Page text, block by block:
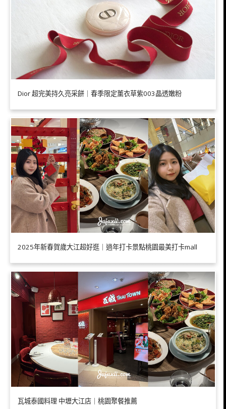
Dior 超完美持久亮采餅｜春季限定薰衣草紫003晶透嫩粉
2025年新春賀歲大江超好逛｜過年打卡景點桃園最美打卡mall
瓦城泰國料理 中壢大江店｜桃園聚餐推薦